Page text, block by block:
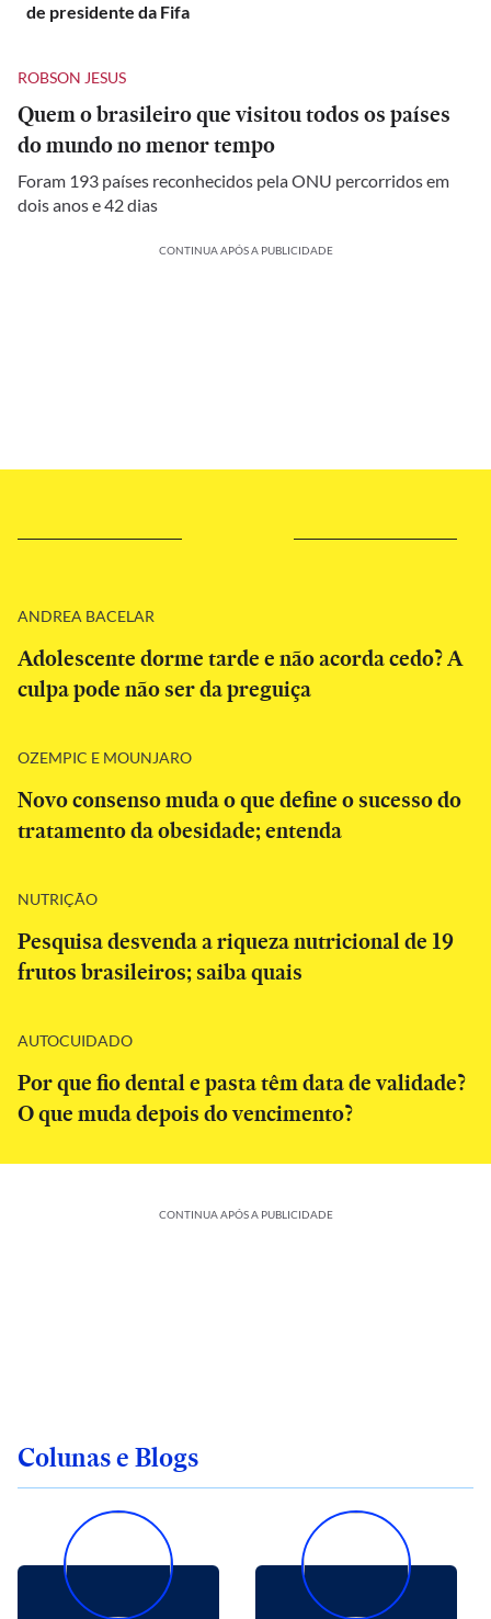
de presidente da Fifa
ROBSON JESUS
Quem o brasileiro que visitou todos os países
do mundo no menor tempo
Foram 193 países reconhecidos pela ONU percorridos em
dois anos e 42 dias
CONTINUA APÓS A PUBLICIDADE
ANDREA BACELAR
Adolescente dorme tarde e não acorda cedo? A
culpa pode não ser da preguiça
OZEMPIC E MOUNJARO
Novo consenso muda o que define o sucesso do
tratamento da obesidade; entenda
NUTRIÇÃO
Pesquisa desvenda a riqueza nutricional de 19
frutos brasileiros; saiba quais
AUTOCUIDADO
Por que fio dental e pasta têm data de validade?
O que muda depois do vencimento?
CONTINUA APÓS A PUBLICIDADE
Colunas e Blogs